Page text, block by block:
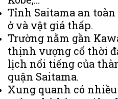
Tỉnh Saitama an
ở và vật giá thấp.
Trường nằm gần
thịnh vượng cổ thời
lịch nổi tiếng của
quận Saitama.
Xung quanh có